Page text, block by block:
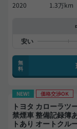
2020 1.3万km
無
料
NEW! 価格交渉OK
トヨタ カローラツ
禁煙車 整備記録簿
トあり オートクル